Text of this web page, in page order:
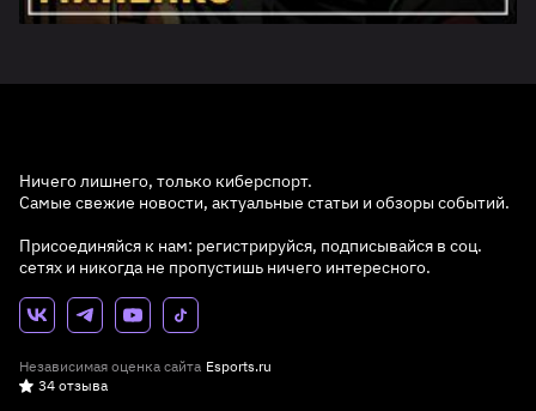
Ничего лишнего, только киберспорт.
Самые свежие новости, актуальные статьи и обзоры событий.
Присоединяйся к нам: регистрируйся, подписывайся в соц.
сетях и никогда не пропустишь ничего интересного.
Независимая оценка сайта Esports.ru
34 отзыва